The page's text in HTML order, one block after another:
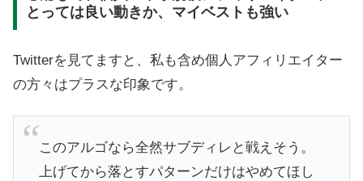
とっては良い動きか、マイベストも強い
Twitterを見てますと、私も含め個人アフィリエイター
の方々はプラスな印象です。
このアルゴなら全然サブディレと戦えそう。
上げてから落とすパターンだけはやめてほし